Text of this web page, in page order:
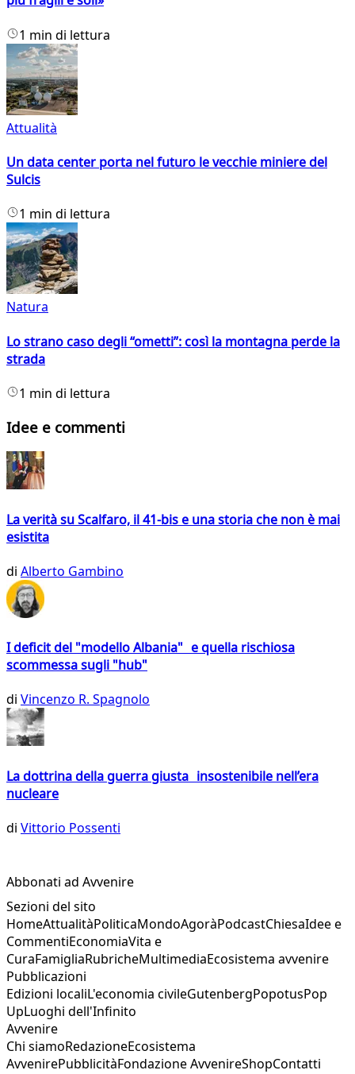
1 min di lettura
Attualità
Un data center porta nel futuro le vecchie miniere del
Sulcis
1 min di lettura
Natura
Lo strano caso degli “ometti”: così la montagna perde la
strada
1 min di lettura
Idee e commenti
La verità su Scalfaro, il 41-bis e una storia che non è mai
esistita
di Alberto Gambino
I deficit del "modello Albania" e quella rischiosa
scommessa sugli "hub"
di Vincenzo R. Spagnolo
La dottrina della guerra giusta insostenibile nell’era
nucleare
di Vittorio Possenti
Abbonati ad Avvenire
Sezioni del sito
HomeAttualitàPoliticaMondoAgoràPodcastChiesaIdee e
CommentiEconomiaVita e
CuraFamigliaRubricheMultimediaEcosistema avvenire
Pubblicazioni
Edizioni localiL'economia civileGutenbergPopotusPop
UpLuoghi dell'Infinito
Avvenire
Chi siamoRedazioneEcosistema
AvvenirePubblicitàFondazione AvvenireShopContatti